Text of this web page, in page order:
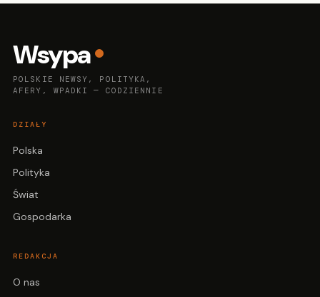
Wsypa
POLSKIE NEWSY, POLITYKA,
AFERY, WPADKI — CODZIENNIE
DZIAŁY
Polska
Polityka
Świat
Gospodarka
REDAKCJA
O nas